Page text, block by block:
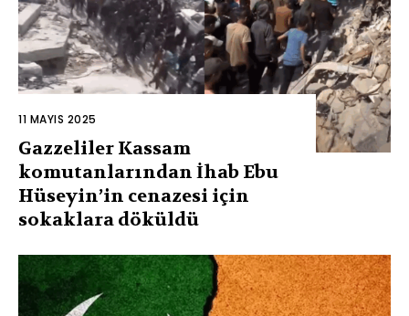
11 MAYIS 2025
Gazzeliler Kassam
komutanlarından İhab Ebu
Hüseyin’in cenazesi için
sokaklara döküldü